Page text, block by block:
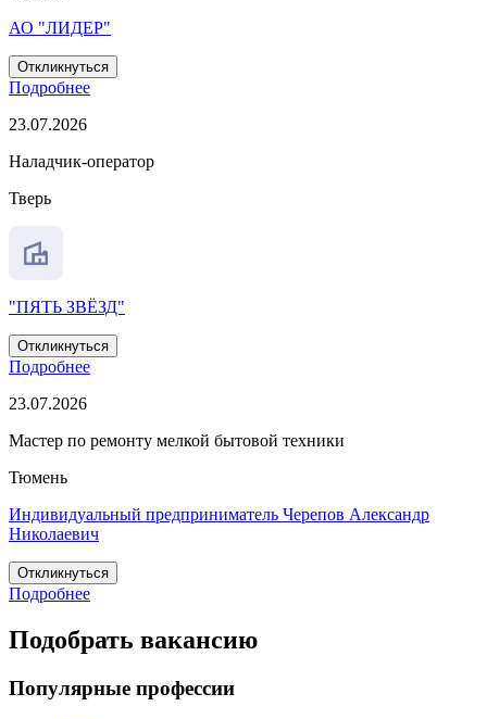
АО "ЛИДЕР"
Откликнуться
Подробнее
23.07.2026
Наладчик-оператор
Тверь
"ПЯТЬ ЗВЁЗД"
Откликнуться
Подробнее
23.07.2026
Мастер по ремонту мелкой бытовой техники
Тюмень
Индивидуальный предприниматель Черепов Александр
Николаевич
Откликнуться
Подробнее
Подобрать вакансию
Популярные профессии